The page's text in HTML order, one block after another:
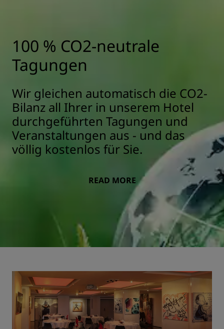
100 % CO2-neutrale
Tagungen
Wir gleichen automatisch die CO2-
Bilanz all Ihrer in unserem Hotel
durchgeführten Tagungen und
Veranstaltungen aus - und das
völlig kostenlos für Sie.
READ MORE